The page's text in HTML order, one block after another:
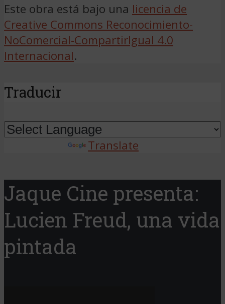
Este obra está bajo una licencia de
Creative Commons Reconocimiento-
NoComercial-CompartirIgual 4.0
Internacional.
Traducir
Translate
Jaque Cine presenta:
Lucien Freud, una vida
pintada